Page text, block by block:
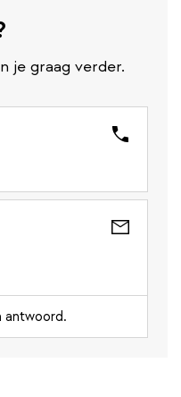
je graag verder.
antwoord.